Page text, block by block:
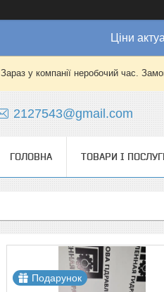
Ціни
Зараз у компанії неробочий час.
2127543@gmail.com
ГОЛОВНА ТОВАРИ І
Подарунок